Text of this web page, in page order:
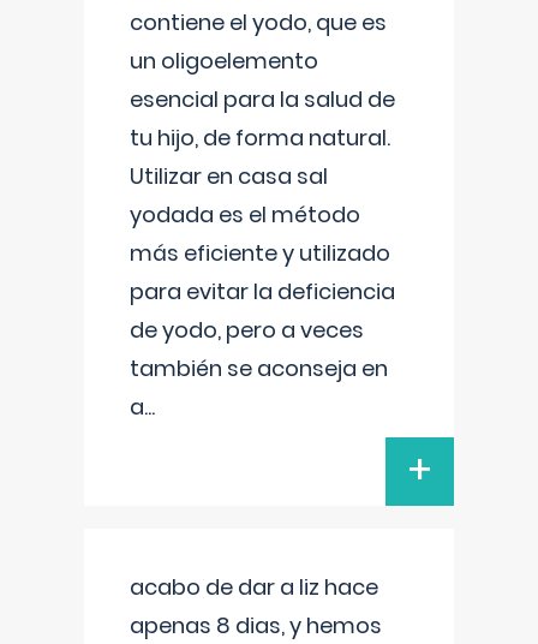
contiene el yodo, que es
un oligoelemento
esencial para la salud de
tu hijo, de forma natural.
Utilizar en casa sal
yodada es el método
más eficiente y utilizado
para evitar la deficiencia
de yodo, pero a veces
también se aconseja en
a...
+
acabo de dar a liz hace
apenas 8 dias, y hemos